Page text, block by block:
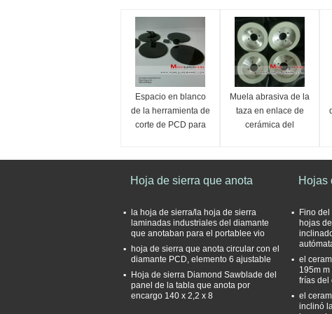
Espacio en blanco
de la herramienta de
corte de PCD para
Muela abrasiva de la
taza en enlace de
cerámica del
gina@moresuperhard.com
Hoja de sierra que anota
la hoja de sierra/la hoja de sierra
laminadas industriales del diamante
que anotaban para el portablee vio
hoja de sierra que anota circular con el
diamante PCD, elemento 6 ajustable
Hoja de sierra Diamond Sawblade del
panel de la tabla que anota por
encargo 140 x 2,2 x 8
Hojas
Fino
hojas
el
195m
frías del
el
inclinó